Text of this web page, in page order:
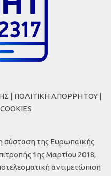
| ΠΟΛΙΤΙΚΗ ΑΠΟΡΡΗΤΟΥ |
της Ευρωπαϊκής
1ης Μαρτίου 2018,
αντιμετώπιση